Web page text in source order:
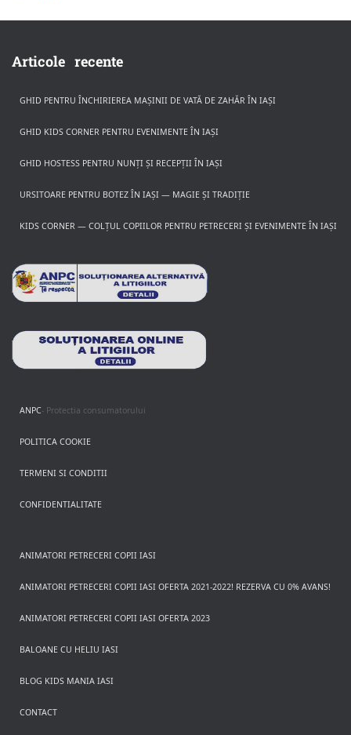
Articole recente
GHID PENTRU ÎNCHIRIEREA MAȘINII DE VATĂ DE ZAHĂR ÎN IAȘI
GHID KIDS CORNER PENTRU EVENIMENTE ÎN IAȘI
GHID HOSTESS PENTRU NUNȚI ȘI RECEPȚII ÎN IAȘI
URSITOARE PENTRU BOTEZ ÎN IAȘI — MAGIE ȘI TRADIȚIE
KIDS CORNER — COLȚUL COPIILOR PENTRU PETRECERI ȘI EVENIMENTE ÎN IAȘI
ANPC- Protectia consumatorului
POLITICA COOKIE
TERMENI SI CONDITII
CONFIDENTIALITATE
ANIMATORI PETRECERI COPII IASI
ANIMATORI PETRECERI COPII IASI OFERTA 2021-2022! REZERVA CU 0% AVANS!
ANIMATORI PETRECERI COPII IASI OFERTA 2023
BALOANE CU HELIU IASI
BLOG KIDS MANIA IASI
CONTACT